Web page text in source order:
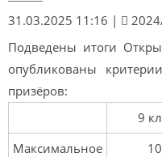
31.03.2025 11:16 |
Подведены итоги
опубликованы
призёров:
9
Максимальное